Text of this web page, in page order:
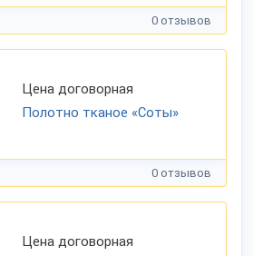
0 отзывов
Цена договорная
Полотно тканое «Соты»
0 отзывов
Цена договорная